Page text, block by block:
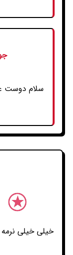
سلام دوست
خیلی خیلی نرمه